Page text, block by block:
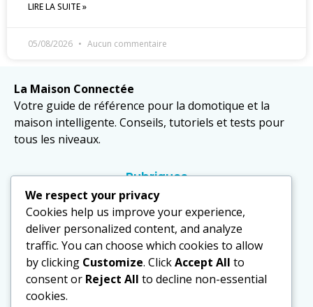
LIRE LA SUITE »
05/08/2026 Aucun commentaire
La Maison Connectée
Votre guide de référence pour la domotique et la
maison intelligente. Conseils, tutoriels et tests pour
tous les niveaux.
Rubriques
Domotique
Équipements
Sécurité
Actualités
We respect your privacy
Cookies help us improve your experience,
deliver personalized content, and analyze
traffic. You can choose which cookies to allow
by clicking Customize. ClickAccept All to
consent or Reject All to decline non-essential
cookies.